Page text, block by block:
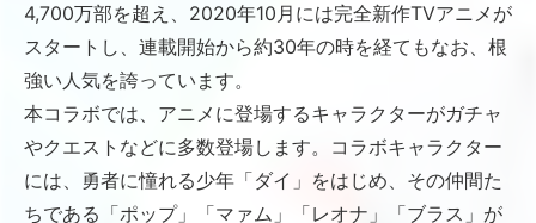
4,700万部を超え、2020年10月には完全新作TVアニメが
スタートし、連載開始から約30年の時を経てもなお、根
強い人気を誇っています。
本コラボでは、アニメに登場するキャラクターがガチャ
やクエストなどに多数登場します。コラボキャラクター
には、勇者に憧れる少年「ダイ」をはじめ、その仲間た
ちである「ポップ」「マァム」「レオナ」「ブラス」が